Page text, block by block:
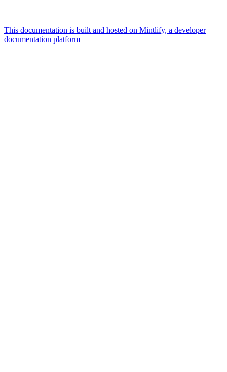
This documentation is built and hosted on Mintlify, a developer
documentation platform